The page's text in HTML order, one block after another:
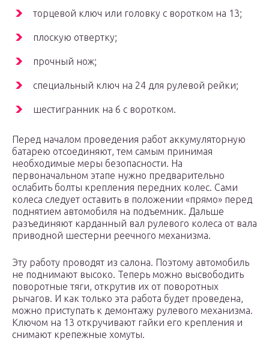
торцевой ключ или головку с воротком на 13;
плоскую отвертку;
прочный нож;
специальный ключ на 24 для рулевой рейки;
шестигранник на 6 с воротком.
Перед началом проведения работ аккумуляторную
батарею отсоединяют, тем самым принимая
необходимые меры безопасности. На
первоначальном этапе нужно предварительно
ослабить болты крепления передних колес. Сами
колеса следует оставить в положении «прямо» перед
поднятием автомобиля на подъемник. Дальше
разъединяют карданный вал рулевого колеса от вала
приводной шестерни реечного механизма.
Эту работу проводят из салона. Поэтому автомобиль
не поднимают высоко. Теперь можно высвободить
поворотные тяги, открутив их от поворотных
рычагов. И как только эта работа будет проведена,
можно приступать к демонтажу рулевого механизма.
Ключом на 13 откручивают гайки его крепления и
снимают крепежные хомуты.